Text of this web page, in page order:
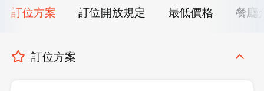
訂位方案 訂位開放規定 最低價格 餐廳
訂位方案